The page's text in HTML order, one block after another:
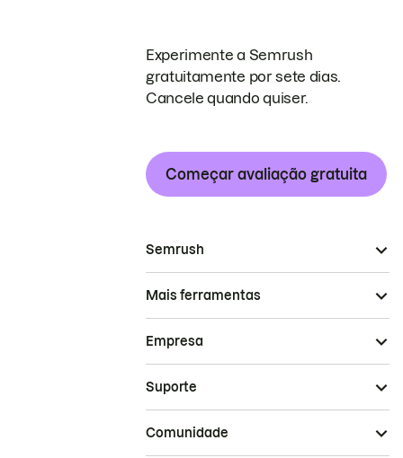
Experimente a Semrush
gratuitamente por sete dias.
Cancele quando quiser.
Começar avaliação gratuita
Semrush
Mais ferramentas
Empresa
Suporte
Comunidade